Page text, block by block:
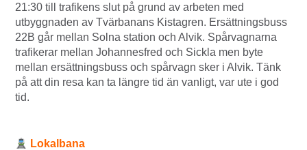
21:30 till trafikens slut på grund av arbeten med
utbyggnaden av Tvärbanans Kistagren. Ersättningsbuss
22B går mellan Solna station och Alvik. Spårvagnarna
trafikerar mellan Johannesfred och Sickla men byte
mellan ersättningsbuss och spårvagn sker i Alvik. Tänk
på att din resa kan ta längre tid än vanligt, var ute i god
tid.
Lokalbana